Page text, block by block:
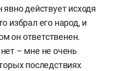
действует исходя
избрал его народ, и
он ответственен.
– мне не очень
последствиях